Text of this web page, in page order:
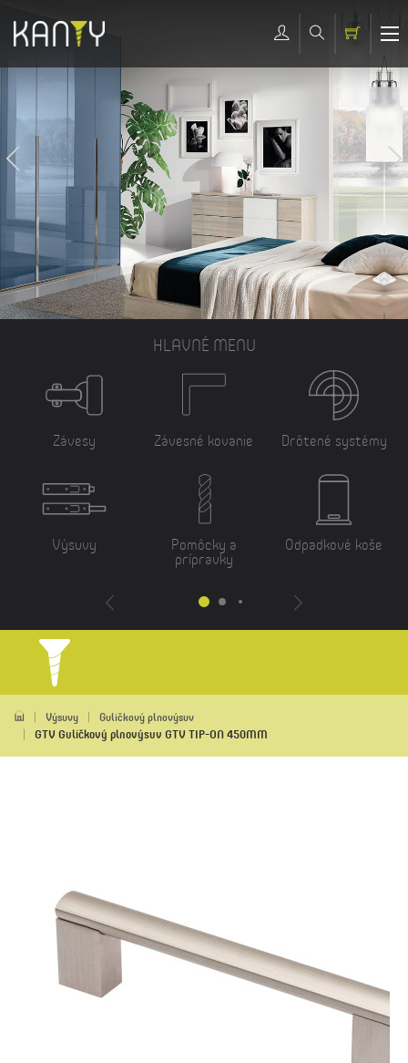
HLAVNÉ MENU
Závesy
Výsuvy
Závesné kovanie
Pomôcky a
prípravky
Drôtené systémy
Odpadkové koše
Výsuvy Guličkový plnovýsuv
GTV Guličkový plnovýsuv GTV TIP-ON 450MM